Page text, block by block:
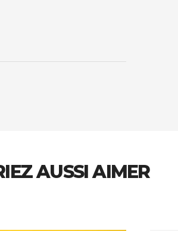
AUSSI AIMER